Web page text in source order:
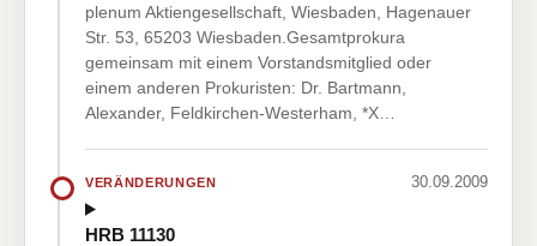
plenum Aktiengesellschaft, Wiesbaden, Hagenauer
Str. 53, 65203 Wiesbaden.Gesamtprokura
gemeinsam mit einem Vorstandsmitglied oder
einem anderen Prokuristen: Dr. Bartmann,
Alexander, Feldkirchen-Westerham, *X…
VERÄNDERUNGEN 30.09.2009
HRB 11130